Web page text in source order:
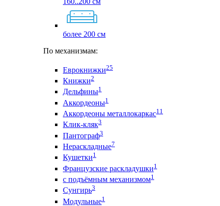
более 200 см
По механизмам:
Еврокнижки25
Книжки2
Дельфины1
Аккордеоны1
Аккордеоны металлокаркас11
Клик-кляк3
Пантограф3
Нераскладные7
Кушетки1
Французские раскладушки1
с подъёмным механизмом1
Сунгирь3
Модульные1